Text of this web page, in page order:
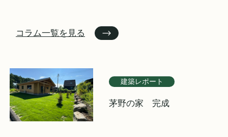
コラム一覧を見る
建築レポート
茅野の家 完成